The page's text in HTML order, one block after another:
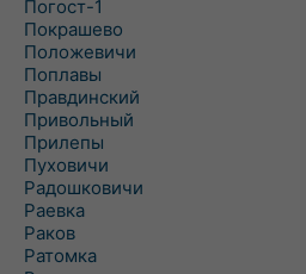
Погост-1
Покрашево
Положевичи
Поплавы
Правдинский
Привольный
Прилепы
Пуховичи
Радошковичи
Раевка
Раков
Ратомка